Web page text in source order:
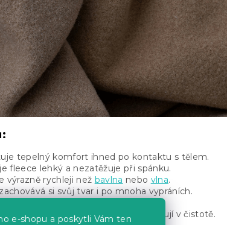
e-shopu a poskytli Vám ten
tepelný komfort ihned po kontaktu s tělem.
fleece lehký a nezatěžuje při spánku.
výrazně rychleji než bavlna nebo vlna.
si svůj tvar i po mnoha vypráních.
lákavá pro roztoče a snadno se udržují v čistotě.